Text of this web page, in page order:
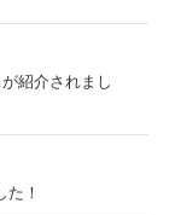
紹介されまし
た！